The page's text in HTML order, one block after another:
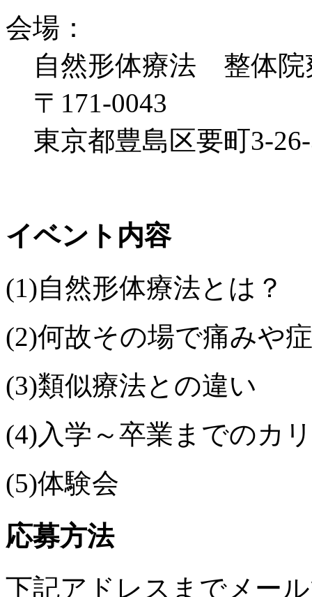
会場 ：
自然形体療法 整体院
〒171-0043
東京都豊島区要町3-
イベント内容
(1)自然形体療法とは？
(2)何故その場で痛みや
(3)類似療法との違い
(4)入学～卒業までのカ
(5)体験会
応募方法
下記アドレスまでメー